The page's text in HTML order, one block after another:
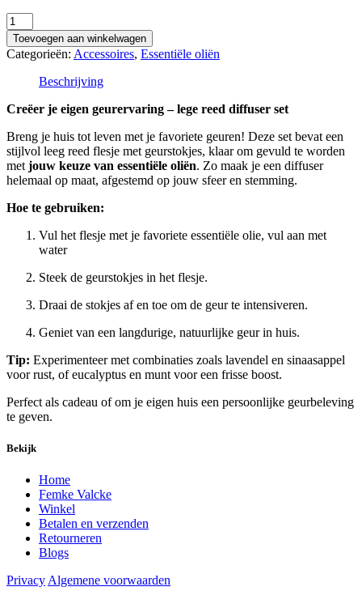
Lege
Reed
Diffuser
Set
Toevoegen aan winkelwagen
Categorieën: Accessoires, Essentiële oliën
Beschrijving
Creëer je eigen geurervaring – lege reed diffuser set
Breng je huis tot leven met je favoriete geuren! Deze set bevat een
stijlvol leeg reed flesje met geurstokjes, klaar om gevuld te worden
met jouw keuze van essentiële oliën. Zo maak je een diffuser
helemaal op maat, afgestemd op jouw sfeer en stemming.
Hoe te gebruiken:
Vul het flesje met je favoriete essentiële olie, vul aan met
water
Steek de geurstokjes in het flesje.
Draai de stokjes af en toe om de geur te intensiveren.
Geniet van een langdurige, natuurlijke geur in huis.
Tip: Experimenteer met combinaties zoals lavendel en sinaasappel
voor rust, of eucalyptus en munt voor een frisse boost.
Perfect als cadeau of om je eigen huis een persoonlijke geurbeleving
te geven.
Bekijk
Home
Femke Valcke
Winkel
Betalen en verzenden
Retourneren
Blogs
Privacy Algemene voorwaarden